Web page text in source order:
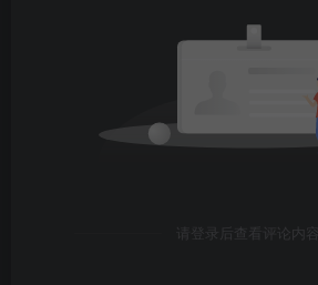
请登录后查看评论内容